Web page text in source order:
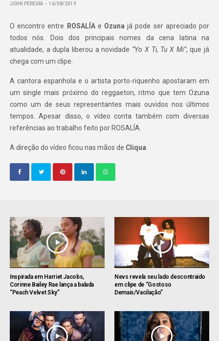
JOHN PEREIRA 16/08/2019
O encontro entre ROSALÍAe Ozuna já pode ser apreciado por
todos nós. Dois dos principais nomes da cena latina na
atualidade, a dupla liberou a novidade “Yo X Ti, Tu X Mi”, que já
chega com um clipe.
A cantora espanhola e o artista porto-riquenho apostaram em
um single mais próximo do reggaeton, ritmo que tem Ozuna
como um de seus representantes mais ouvidos nos últimos
tempos. Apesar disso, o vídeo conta também com diversas
referências ao trabalho feito por ROSALÍA.
A direção do vídeo ficou nas mãos de Cliqua.
Inspirada em Harriet Jacobs,
Corinne Bailey Rae lança a balada
“Peach Velvet Sky”
Nevs revela seu lado descontraído
em clipe de “Gostoso
Demais/Vacilação”